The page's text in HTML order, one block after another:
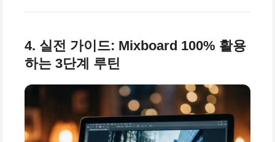
4. 실전 가이드: Mixboard 100% 활용
하는 3단계 루틴